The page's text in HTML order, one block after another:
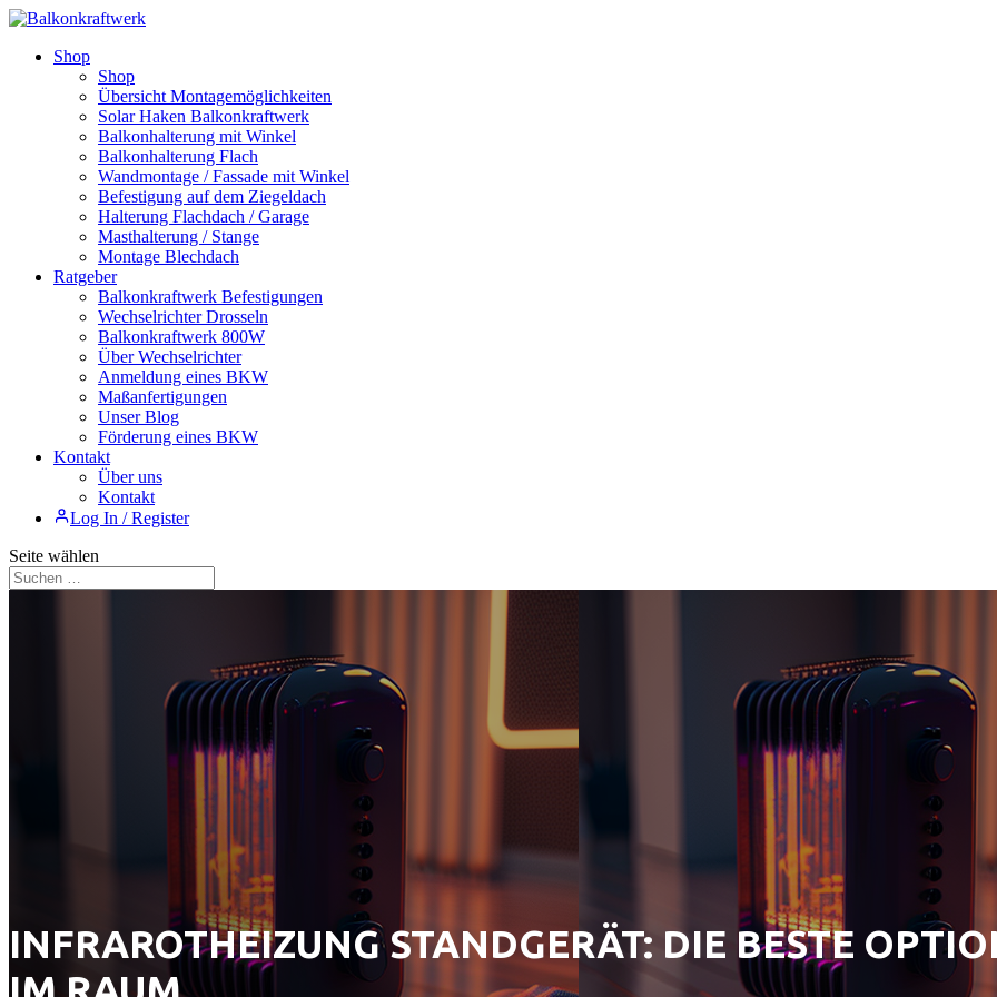
Shop
Shop
Übersicht Montagemöglichkeiten
Solar Haken Balkonkraftwerk
Balkonhalterung mit Winkel
Balkonhalterung Flach
Wandmontage / Fassade mit Winkel
Befestigung auf dem Ziegeldach
Halterung Flachdach / Garage
Masthalterung / Stange
Montage Blechdach
Ratgeber
Balkonkraftwerk Befestigungen
Wechselrichter Drosseln
Balkonkraftwerk 800W
Über Wechselrichter
Anmeldung eines BKW
Maßanfertigungen
Unser Blog
Förderung eines BKW
Kontakt
Über uns
Kontakt
Log In / Register
Seite wählen
INFRAROTHEIZUNG STANDGERÄT: DIE BESTE